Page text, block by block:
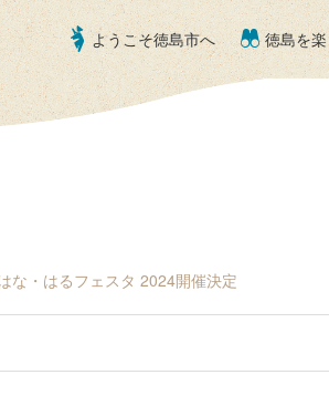
ようこそ徳島市へ 徳島を
な・はるフェスタ 2024開催決定